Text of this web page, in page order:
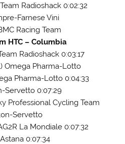
Radioshack 0:02:32
Farnese Vini
Racing Team
HTC – Columbia
Radioshack 0:03:17
Omega Pharma-Lotto
Pharma-Lotto 0:04:33
Servetto 0:07:29
Professional Cycling Team
Servetto
La Mondiale 0:07:32
0:07:34